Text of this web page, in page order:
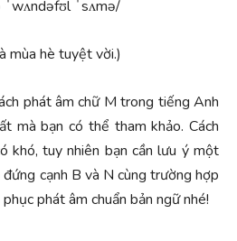
ˈwʌndəfʊl ˈsʌmə/
mùa hè tuyệt vời.)
phát âm chữ M trong tiếng Anh
mà bạn có thể tham khảo. Cách
khó, tuy nhiên bạn cần lưu ý một
cạnh B và N cùng trường hợp
phát âm chuẩn bản ngữ nhé!